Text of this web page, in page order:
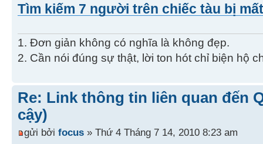
Tìm kiếm 7 người trên chiếc tàu bị
1. Đơn giản không có nghĩa là không đẹp.
2. Cần nói đúng sự thật, lời ton hót chỉ biện hộ
Re: Link thông tin liên quan đến
cậy)
gửi bởi focus » Thứ 4 Tháng 7 14, 2010 8:23 am